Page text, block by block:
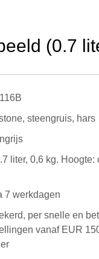
(0.7
steengruis, hars
liter, 0,6 kg.
7 werkdagen
per snelle en
vanaf EUR